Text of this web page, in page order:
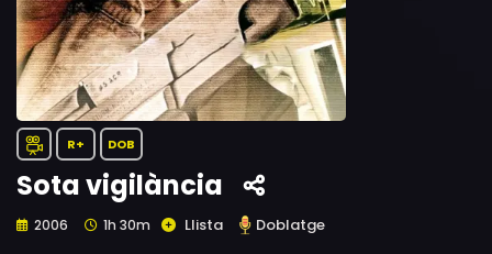
R+ DOB
Sota vigilància
2006 1h 30m Llista Doblatge